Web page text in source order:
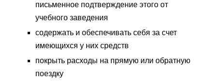
письменное подтверждение этого от
учебного заведения
содержать и обеспечивать себя за счет
имеющихся у них средств
покрыть расходы на прямую или обратную
поездку